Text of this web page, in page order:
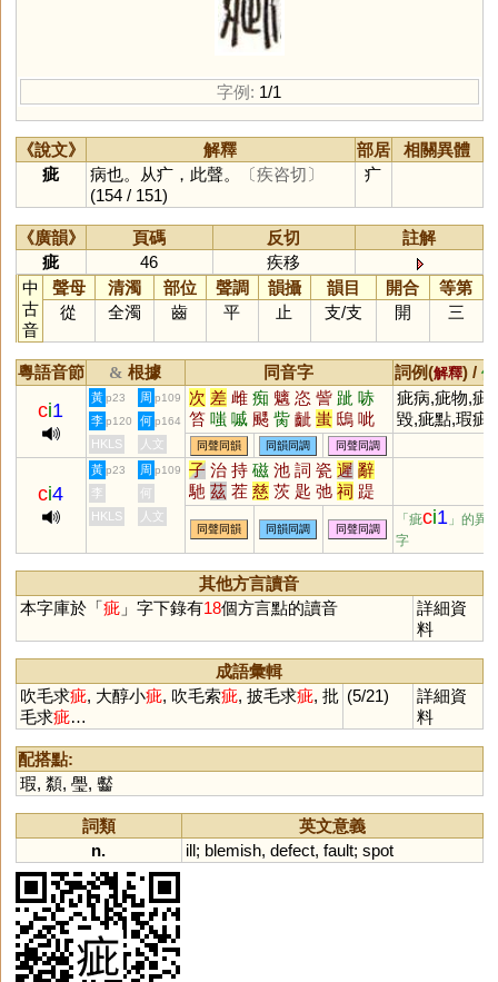
字例: 1/1
《說文》 解釋 部居
相關異體
疵
病也。从疒，此聲。
〔疾咨切〕
(154 / 151)
疒
《廣韻》 頁碼 反切
註解
疵
46
疾移
中
古
音
聲母 清濁 部位 聲調 韻攝 韻目 開合
等第
從
全濁 齒 平 止 支/支 開 三
粵語音節 & 根據 同音字 詞例(解釋) /
ci1
黃 p23 周 p109 次 差 雌 痴 魑 恣 訾 跐 哧
笞 嗤 嘁 颸 胔 齜 蚩 鴟 呲
瓻 郗 眵 髊 攡 齝 螭 玼 骴
飺 摛 絺 媸 粢 趑 偨 离 胵
齹 樆 縒 趀 黐 瞝 誺 鈭 癡
蠀
疵病,疵物,疵
毀,疵點,瑕疵,
吹毛求疵
李 p120 何 p164
HKLS 人文 同聲同韻 同韻同調 同聲同調
ci4
黃 p23 周 p109 子 治 持 磁 池 詞 瓷 遲 辭
馳 茲 茬 慈 茨 匙 弛 祠 踶
訾 臍 薺 泜 踟 餈 茈 鶿 墀
茌 澬 坻 歭 蚳 箈 箎 篪 薋
漦 濨 荎 沶 徲 嬨 柌 貾 跢
迡 謘 鈶
李
何
HKLS
人文
同聲同韻 同韻同調 同聲同調
「疵ci1 」的異
字
其他方言讀音
本字庫於「疵」字下錄有18個方言點的讀音
詳細資
料
成語彙輯
吹毛求疵, 大醇小疵, 吹毛索疵, 披毛求疵, 批
毛求疵…
(5/21)
詳細資
料
配搭點:
瑕, 纇, 璺, 齾
詞類
英文意義
n.
ill; blemish, defect, fault; spot